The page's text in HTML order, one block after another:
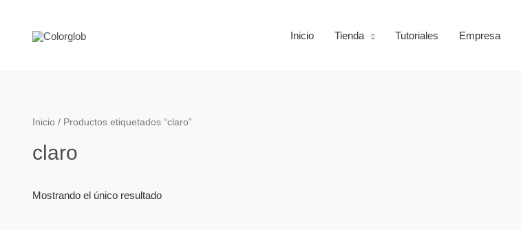
Inicio Tienda Tutoriales Empresa
Inicio / Productos etiquetados “claro”
claro
Mostrando el único resultado